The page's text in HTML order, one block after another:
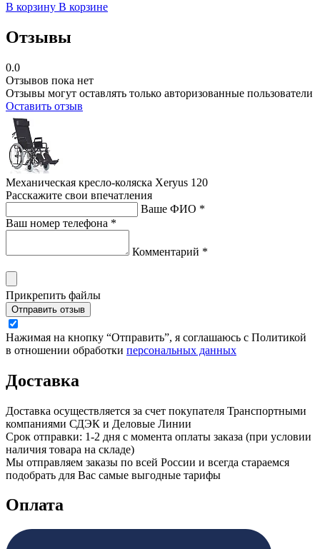
В корзину В корзине
Отзывы
0.0
Отзывов пока нет
Отзывы могут оставлять только авторизованные пользователи
Оставить отзыв
Механическая кресло-коляска Xeryus 120
Расскажите свои впечатления
Ваше ФИО *
Ваш номер телефона *
Комментарий *
Прикрепить файлы
Отправить отзыв
Нажимая на кнопку “Отправить”, я соглашаюсь с Политикой
в отношении обработки персональных данных
Доставка
Доставка осуществляется за счет покупателя Транспортными
компаниями СДЭК и Деловые Линии
Срок отправки: 1-2 дня с момента оплаты заказа (при условии
наличия товара на складе)
Мы отправляем заказы по всей России и всегда стараемся
подобрать для Вас самые выгодные тарифы
Оплата